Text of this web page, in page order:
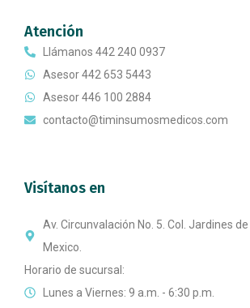
Atención
Llámanos 442 240 0937
Asesor 442 653 5443
Asesor 446 100 2884
contacto@timinsumosmedicos.com
Visítanos en
Av. Circunvalación No. 5. Col. Jardines
Mexico.
Horario de sucursal:
Lunes a Viernes: 9 a.m. - 6:30 p.m.